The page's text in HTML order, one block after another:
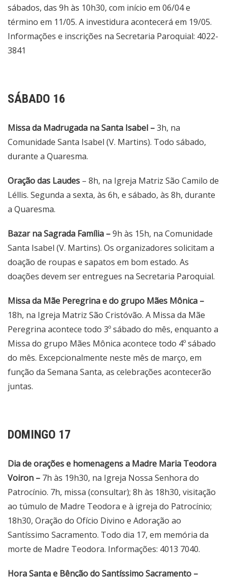
sábados, das 9h às 10h30, com início em 06/04 e
término em 11/05. A investidura acontecerá em 19/05.
Informações e inscrições na Secretaria Paroquial: 4022-
3841
SÁBADO 16
Missa da Madrugada na Santa Isabel –3h, na
Comunidade Santa Isabel (V. Martins). Todo sábado,
durante a Quaresma.
Oração das Laudes – 8h, na Igreja Matriz São Camilo de
Léllis. Segunda a sexta, às 6h, e sábado, às 8h, durante
a Quaresma.
Bazar na Sagrada Família –9h às 15h, na Comunidade
Santa Isabel (V. Martins). Os organizadores solicitam a
doação de roupas e sapatos em bom estado. As
doações devem ser entregues na Secretaria Paroquial.
Missa da Mãe Peregrina e do grupo Mães Mônica –
18h, na Igreja Matriz São Cristóvão. A Missa da Mãe
Peregrina acontece todo 3º sábado do mês, enquanto a
Missa do grupo Mães Mônica acontece todo 4º sábado
do mês. Excepcionalmente neste mês de março, em
função da Semana Santa, as celebrações acontecerão
juntas.
DOMINGO 17
Dia de orações e homenagens a Madre Maria Teodora
Voiron – 7h às 19h30, na Igreja Nossa Senhora do
Patrocínio. 7h, missa (consultar); 8h às 18h30, visitação
ao túmulo de Madre Teodora e à igreja do Patrocínio;
18h30, Oração do Ofício Divino e Adoração ao
Santíssimo Sacramento. Todo dia 17, em memória da
morte de Madre Teodora. Informações: 4013 7040.
Hora Santa e Bênção do Santíssimo Sacramento –